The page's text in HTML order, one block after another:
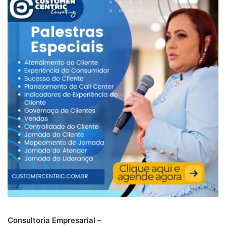
contínua.
Um ponto de inflexão arquitetônico
A GTC marca o próximo capítulo na colaboração contínua
entre a ServiceNow e a NVIDIA, promovendo uma força de
trabalho controlada e gerenciada, construída sobre a
infraestrutura da NVIDIA, expandindo a integração do
AI Factory e do AI Control Tower e estabelecendo
benchmarks prontos para uso corporativo para IA de voz e
multimodal.
Na conferênciaKnowledge 2026da ServiceNow, que será
realizada em maio, será compartilhada uma visão mais
aprofundada com a NVIDIA sobre a integração do
expandidos e a execução da estratégia de entrada no
Consultoria Empresarial –